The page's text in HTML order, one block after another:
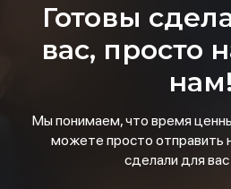
Готовы
вас, просто
нам!
Мы понимаем, что время
можете просто отправить
сделали для